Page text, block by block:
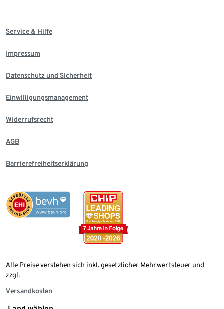
Service & Hilfe
Impressum
Datenschutz und Sicherheit
Einwilligungsmanagement
Widerrufsrecht
AGB
Barrierefreiheitserklärung
Alle Preise verstehen sich inkl. gesetzlicher Mehrwertsteuer und
zzgl.
Versandkosten